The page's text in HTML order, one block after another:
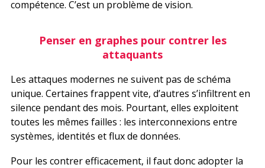
compétence. C’est un problème de vision.
Penser en graphes pour contrer les
attaquants
Les attaques modernes ne suivent pas de schéma
unique. Certaines frappent vite, d’autres s’infiltrent en
silence pendant des mois. Pourtant, elles exploitent
toutes les mêmes failles : les interconnexions entre
systèmes, identités et flux de données.
Pour les contrer efficacement, il faut donc adopter la